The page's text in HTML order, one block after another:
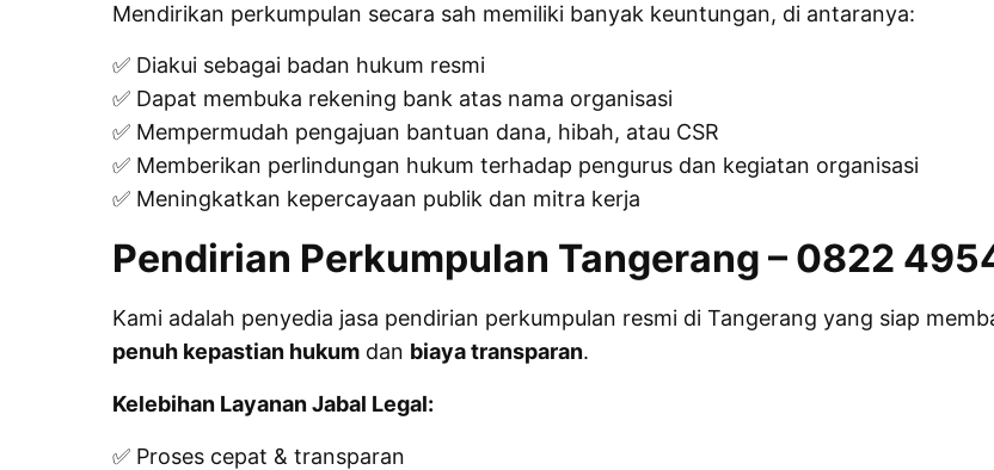
Mendirikan perkumpulan secara sah memiliki banyak keuntungan, di antaranya:
✅ Diakui sebagai badan hukum resmi
✅ Dapat membuka rekening bank atas nama organisasi
✅ Mempermudah pengajuan bantuan dana, hibah, atau CSR
✅ Memberikan perlindungan hukum terhadap pengurus dan kegiatan organisasi
✅ Meningkatkan kepercayaan publik dan mitra kerja
Pendirian Perkumpulan Tangerang – 0822
Kami adalah penyedia jasa pendirian perkumpulan resmi di Tangerang yang siap
penuh kepastian hukumdan biaya transparan.
Kelebihan Layanan Jabal Legal:
✅ Proses cepat & transparan